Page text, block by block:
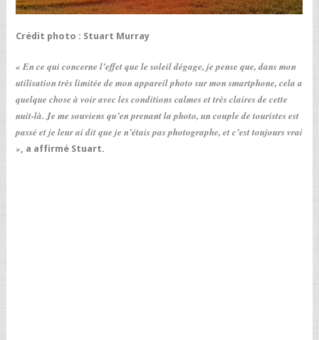
Crédit photo : Stuart Murray
« En ce qui concerne l’effet que le soleil dégage, je pense que, dans mon
utilisation très limitée de mon appareil photo sur mon smartphone, cela a
quelque chose à voir avec les conditions calmes et très claires de cette
nuit-là. Je me souviens qu’en prenant la photo, un couple de touristes est
passé et je leur ai dit que je n’étais pas photographe, et c’est toujours vrai
», a affirmé Stuart.